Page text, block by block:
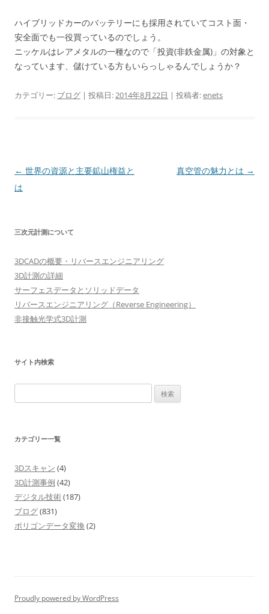
ハイブリッドカーのバッテリーにも採用されていてコスト面・
安全面でも一役買っているのでしょう。
ニッケルはレアメタルの一種なので「投資(非鉄金属)」の対象と
なっています、儲けている方もいらっしゃるんでしょうか？
カテゴリー: ブログ | 投稿日:2014年8月22日 | 投稿者:enets
投
稿
ゲ
シ
ョ
ン
← 世界の資源と主要鉱山権益と
は
真空管の魅力とは →
三次元計測について
3DCADの概要・リバースエンジニアリング
3D計測の詳細
サーフェスデータとソリッドデータ
リバースエンジニアリング（Reverse Engineering）
非接触光学式3D計測
サイト内検索
索:
カテゴリー一覧
3Dスキャン (4)
3D計測事例 (42)
デジタル技術(187)
ブログ(831)
ポリゴンデータ変換 (2)
Proudly powered by WordPress